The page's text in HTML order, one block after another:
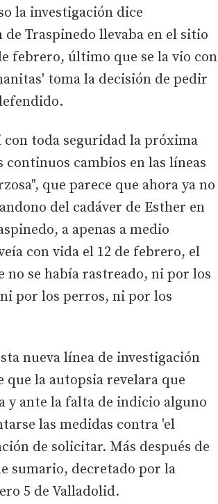
la investigación dice
Traspinedo llevaba en el sitio
febrero, último que se la vio con
toma la decisión de pedir
con toda seguridad la próxima
cambios en las líneas
que parece que ahora ya no
del cadáver de Esther en
a apenas a medio
con vida el 12 de febrero, el
no se había rastreado, ni por los
por los perros, ni por los
nueva línea de investigación
que la autopsia revelara que
y ante la falta de indicio alguno
las medidas contra 'el
de solicitar. Más después de
sumario, decretado por la
5 de Valladolid.